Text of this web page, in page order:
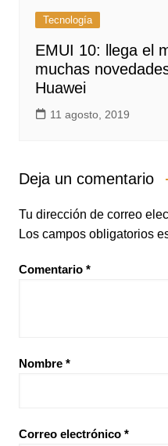
Tecnología
EMUI 10: llega el
muchas
Huawei
11 agosto, 2019
Deja un comentario
Tu dirección de correo
Los campos obligatorios
Comentario *
Nombre *
Correo electrónico *